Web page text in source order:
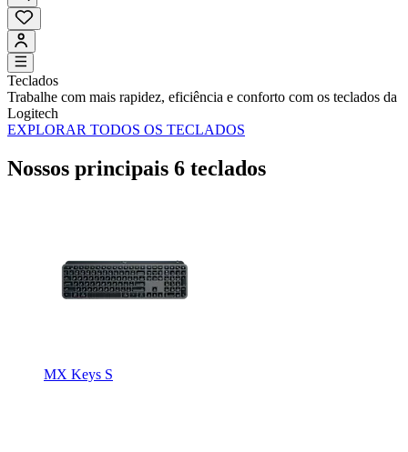
Teclados
Trabalhe com mais rapidez, eficiência e conforto com os teclados da
Logitech
EXPLORAR TODOS OS TECLADOS
Nossos principais 6 teclados
MX Keys S